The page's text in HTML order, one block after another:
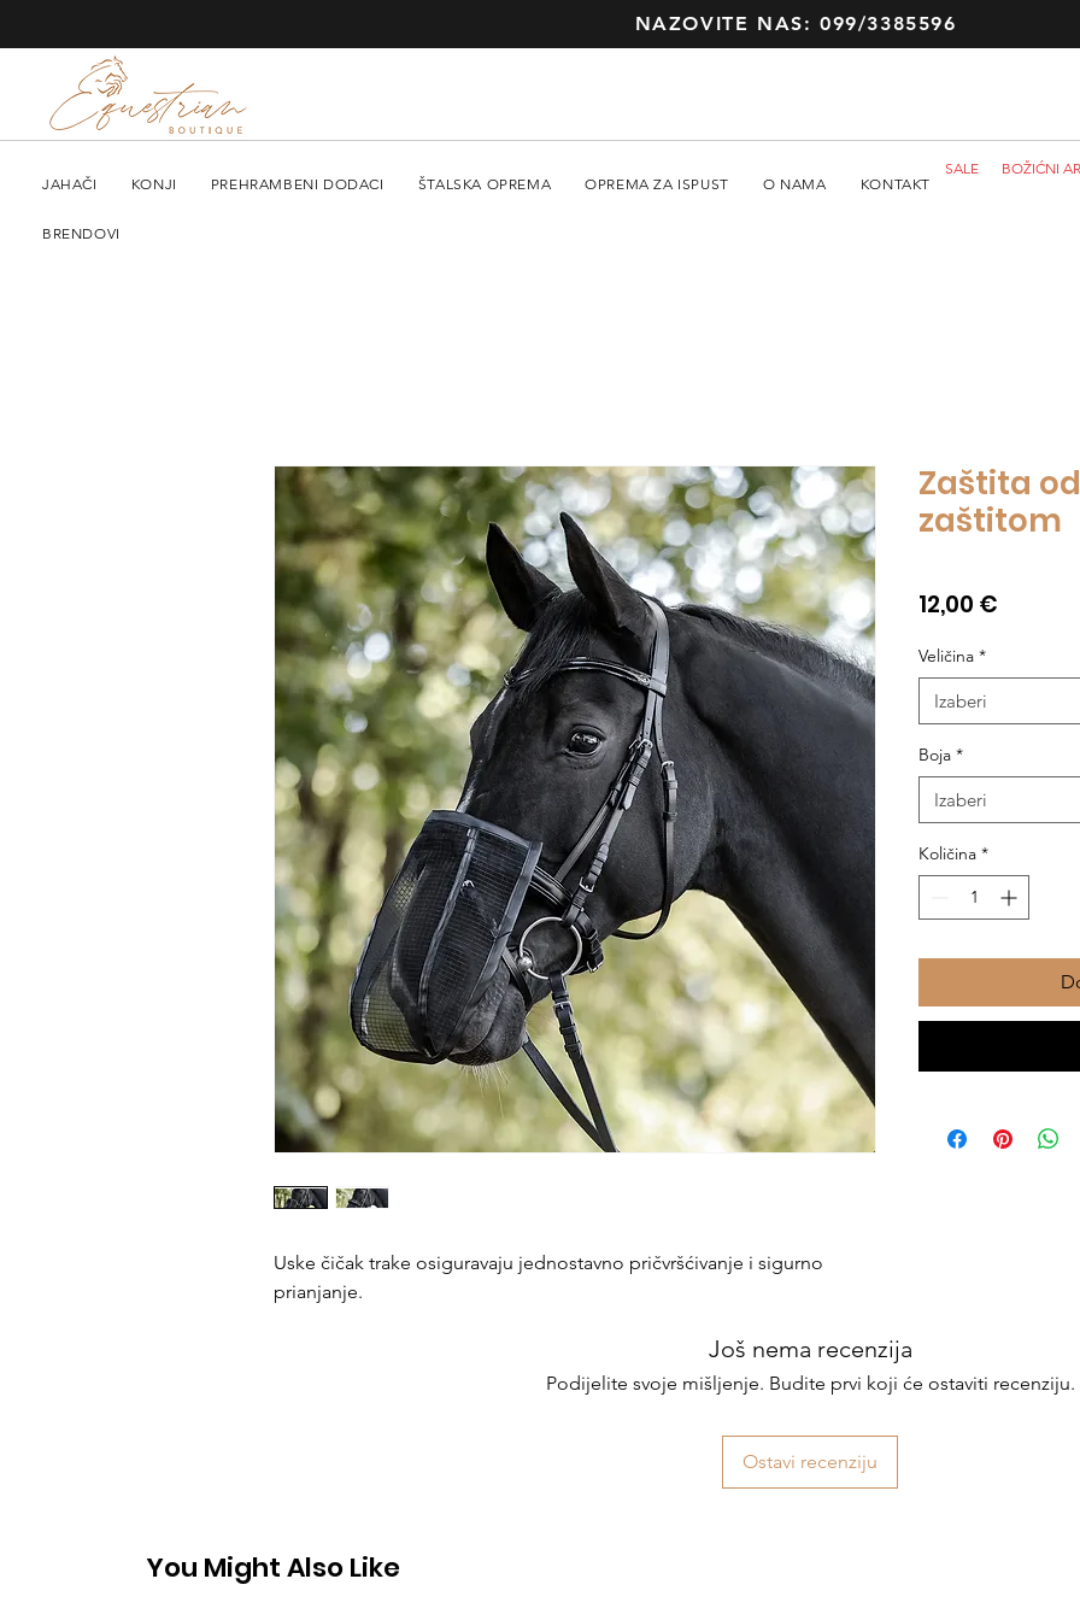
NAZOVITE NAS: 099/3385596
JAHAČI KONJI PREHRAMBENI DODACI ŠTALSKA OPREMA OPREMA ZA ISPUST O NAMA KONTAKT
BRENDOVI
SALE BOŽIĆNI
Uske čičak trake osiguravaju jednostavno pričvršćivanje i sigurno
prianjanje.
Zaštita
zaštitom
12,00 €
Veličina *
Izaberi
Boja *
Izaberi
Količina *
Još nema recenzija
Podijelite svoje mišljenje. Budite prvi koji će ostaviti recenziju.
Ostavi recenziju
You Might Also Like